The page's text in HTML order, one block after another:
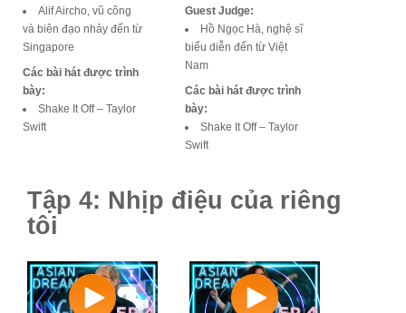
Alif Aircho, vũ công
và biên đạo nhảy đến từ
Singapore
Các bài hát được trình
bày:
Shake It Off – Taylor
Swift
Guest Judge:
Hồ Ngọc Hà, nghệ sĩ
biểu diễn đến từ Việt
Nam
Các bài hát được trình
bày:
Shake It Off – Taylor
Swift
Tập 4: Nhịp điệu của riêng
tôi